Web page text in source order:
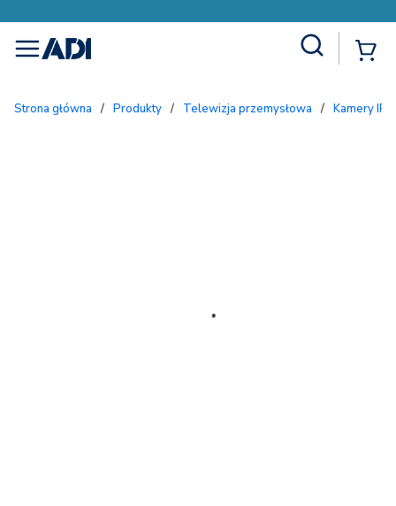
menu
Strona główna / Produkty / Telewizja przemysłowa / Kamery IP